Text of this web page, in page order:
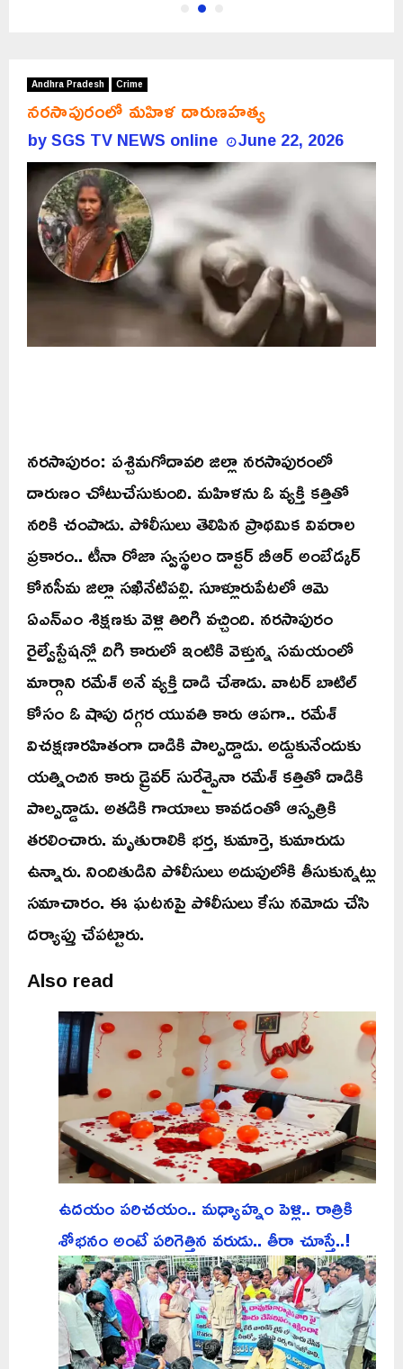
Andhra Pradesh Crime
నరసాపురంలో మహిళ దారుణహత్య
bySGS TV NEWS online June 22, 2026
నరసాపురం: పశ్చిమగోదావరి జిల్లా నరసాపురంలో
దారుణం చోటుచేసుకుంది. మహిళను ఓ వ్యక్తి కత్తితో
నరికి చంపాడు. పోలీసులు తెలిపిన ప్రాథమిక వివరాల
ప్రకారం.. టీనా రోజా స్వస్థలం డాక్టర్ బీఆర్ అంబేడ్కర్
కోనసీమ జిల్లా సఖినేటిపల్లి. సూళ్లూరుపేటలో ఆమె
ఏఎన్ఎం శిక్షణకు వెళ్లి తిరిగి వచ్చింది. నరసాపురం
రైల్వేస్టేషన్లో దిగి కారులో ఇంటికి వెళ్తున్న సమయంలో
మార్గాని రమేశ్ అనే వ్యక్తి దాడి చేశాడు. వాటర్ బాటిల్
కోసం ఓ షాపు దగ్గర యువతి కారు ఆపగా.. రమేశ్
విచక్షణారహితంగా దాడికి పాల్పడ్డాడు. అడ్డుకునేందుకు
యత్నించిన కారు డ్రైవర్ సురేశ్పైనా రమేశ్ కత్తితో దాడికి
పాల్పడ్డాడు. అతడికి గాయాలు కావడంతో ఆస్పత్రికి
తరలించారు. మృతురాలికి భర్త, కుమార్తె, కుమారుడు
ఉన్నారు. నిందితుడిని పోలీసులు అదుపులోకి తీసుకున్నట్లు
సమాచారం. ఈ ఘటనపై పోలీసులు కేసు నమోదు చేసి
దర్యాప్తు చేపట్టారు.
Also read
ఉదయం పరిచయం.. మధ్యాహ్నం పెళ్లి.. రాత్రికి
శోభనం అంటే పరిగెత్తిన వరుడు.. తీరా చూస్తే..!